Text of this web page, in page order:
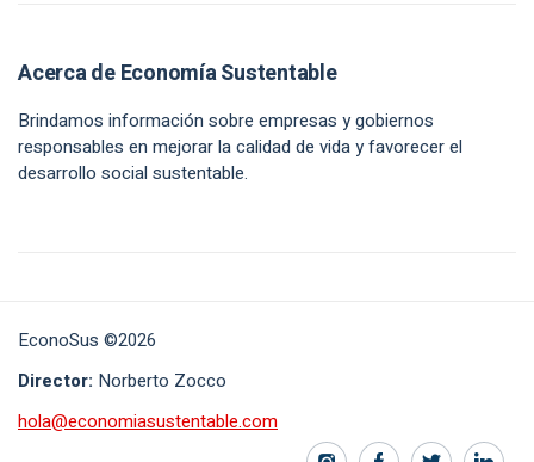
Acerca de Economía Sustentable
Brindamos información sobre empresas y gobiernos
responsables en mejorar la calidad de vida y favorecer el
desarrollo social sustentable.
EconoSus ©2026
Director: Norberto Zocco
hola@economiasustentable.com